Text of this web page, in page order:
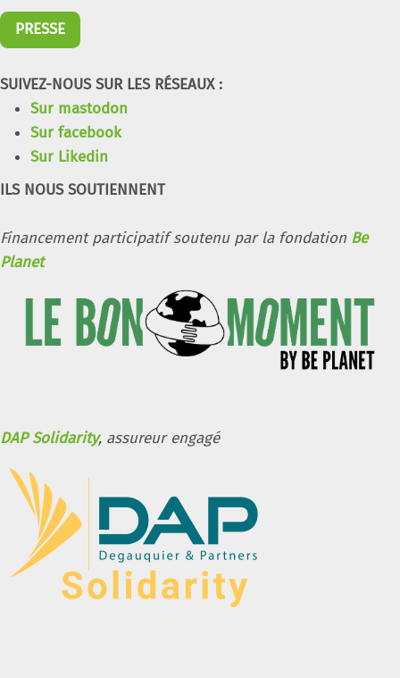
PRESSE
SUIVEZ-NOUS SUR LES RÉSEAUX :
Sur mastodon
Sur facebook
Sur Likedin
ILS NOUS SOUTIENNENT
Financement participatif soutenu par la fondation Be
Planet
DAP Solidarity, assureur engagé